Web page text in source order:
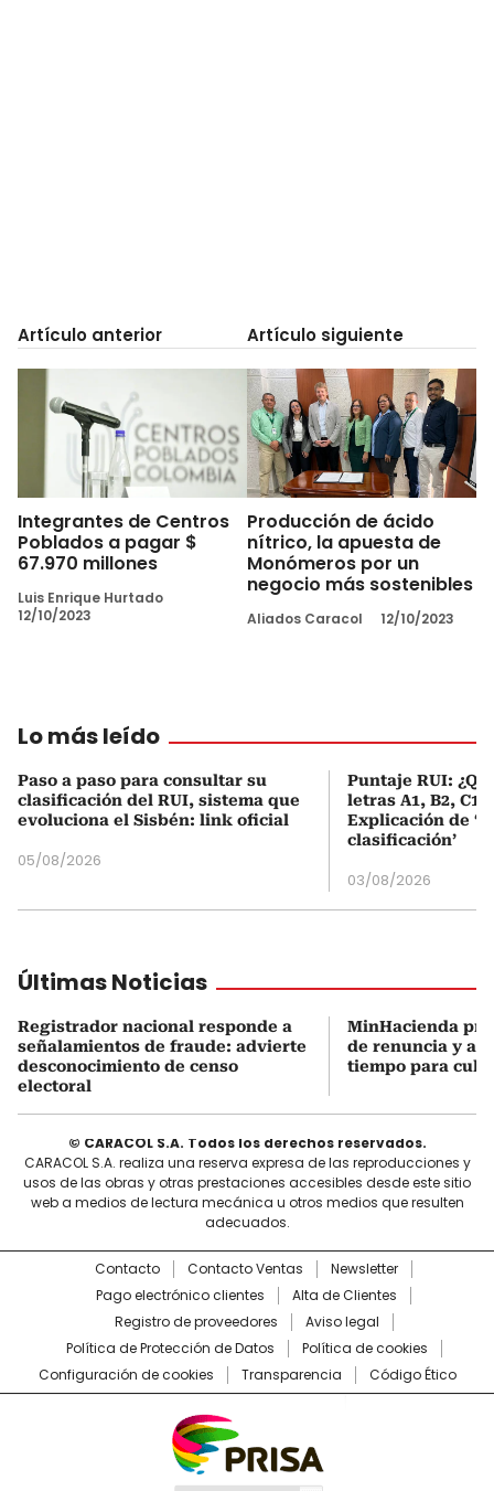
Artículo anterior
Integrantes de Centros
Poblados a pagar $
67.970 millones
Luis Enrique Hurtado
12/10/2023
Artículo siguiente
Producción de ácido
nítrico, la apuesta de
Monómeros por un
negocio más sostenibles
Aliados Caracol 12/10/2023
Lo más leído
Paso a paso para consultar su
clasificación del RUI, sistema que
evoluciona el Sisbén: link oficial
05/08/2026
Puntaje RUI:
letras A1, B2, C1
Explicación de
clasificación’
03/08/2026
Últimas Noticias
Registrador nacional responde a
señalamientos de fraude: advierte
desconocimiento de censo
electoral
MinHacienda
de renuncia y
tiempo para
© CARACOL S.A. Todos los derechos reservados.
CARACOL S.A. realiza una reserva expresa de las reproducciones y
usos de las obras y otras prestaciones accesibles desde este sitio
web a medios de lectura mecánica u otros medios que resulten
adecuados.
Contacto Contacto Ventas
Newsletter
Pago electrónico clientes
Alta de Clientes
Registro de proveedores
Aviso legal
Política de Protección de Datos
Política de cookies
Configuración de cookies
Transparencia Código Ético